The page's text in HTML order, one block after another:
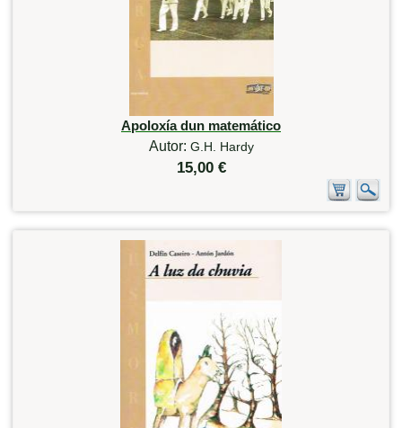
Apoloxía dun matemático
Autor: G.H. Hardy
15,00 €